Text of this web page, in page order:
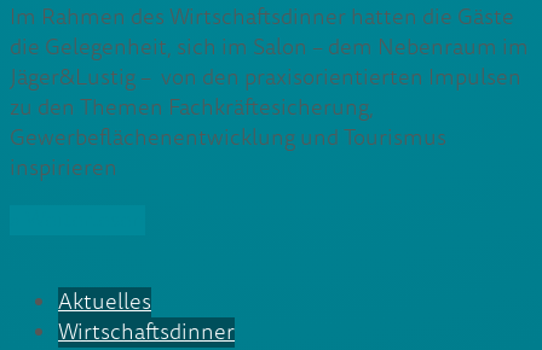
Im Rahmen des Wirtschaftsdinner hatten die Gäste
die Gelegenheit, sich im Salon – dem Nebenraum im
Jäger&Lustig – von den praxisorientierten Impulsen
zu den Themen Fachkräftesicherung,
Gewerbeflächenentwicklung und Tourismus
inspirieren
Aktuelles
Wirtschaftsdinner